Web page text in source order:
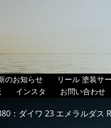
のお知らせ リール 塗装サ
インスタ お問い合わせ
：ダイワ 23 エメラルダス